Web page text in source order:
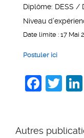
Diplôme: DESS /
Niveau
Date limite : 17 Mai
Postuler ici
Autres